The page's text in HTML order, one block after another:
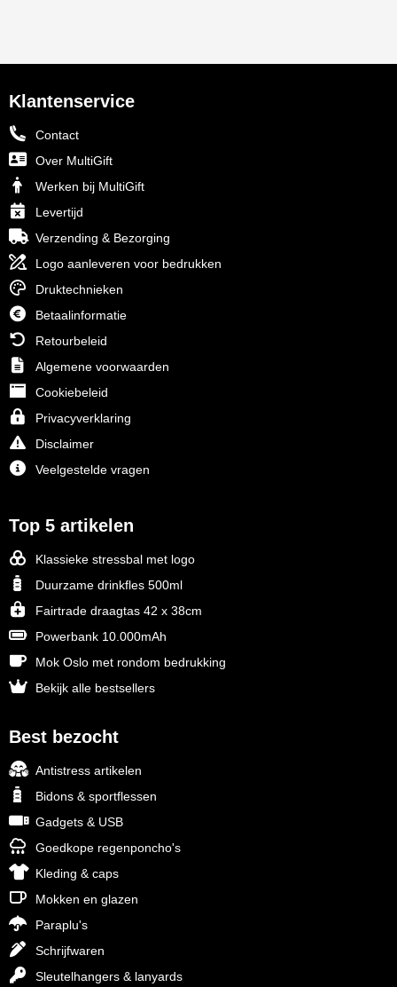
Klantenservice
Contact
Over MultiGift
Werken bij MultiGift
Levertijd
Verzending & Bezorging
Logo aanleveren voor bedrukken
Druktechnieken
Betaalinformatie
Retourbeleid
Algemene voorwaarden
Cookiebeleid
Privacyverklaring
Disclaimer
Veelgestelde vragen
Top 5 artikelen
Klassieke stressbal met logo
Duurzame drinkfles 500ml
Fairtrade draagtas 42 x 38cm
Powerbank 10.000mAh
Mok Oslo met rondom bedrukking
Bekijk alle bestsellers
Best bezocht
Antistress artikelen
Bidons & sportflessen
Gadgets & USB
Goedkope regenponcho's
Kleding & caps
Mokken en glazen
Paraplu's
Schrijfwaren
Sleutelhangers & lanyards